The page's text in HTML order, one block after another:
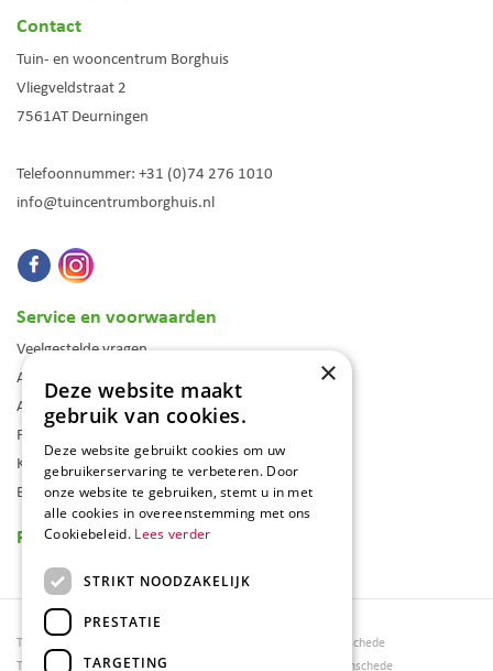
Contact
Tuin- en wooncentrum Borghuis
Vliegveldstraat 2
7561AT Deurningen
Telefoonnummer: +31 (0)74 276 1010
info@tuincentrumborghuis.nl
Service en voorwaarden
Veelgestelde vragen
Algemene voorwaarden
Assortiment
Folder
Klantenkaart
Blog
Reviews
Tuincentrum Borghuis
Tuinmeubels
Tuinmeubels Enschede
Tuinmeubelen Enschede
×
Deze website maakt
gebruik van cookies.
Deze website gebruikt cookies om uw
gebruikerservaring te verbeteren. Door
onze website te gebruiken, stemt u in met
alle cookies in overeenstemming met ons
Cookiebeleid. Lees verder
STRIKT NOODZAKELIJK
PRESTATIE
TARGETING